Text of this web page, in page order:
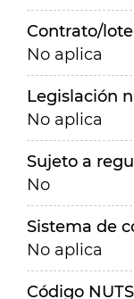
Contrato/
No aplica
Legislación
No aplica
Sujeto a
No
Sistema de
No aplica
Código NUTS